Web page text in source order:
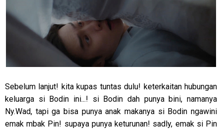
Sebelum lanjut! kita kupas tuntas dulu! keterkaitan hubungan
keluarga si Bodin ini...! si Bodin dah punya bini, namanya
Ny.Wad, tapi ga bisa punya anak makanya si Bodin ngawini
emak mbak Pin! supaya punya keturunan! sadly, emak si Pin